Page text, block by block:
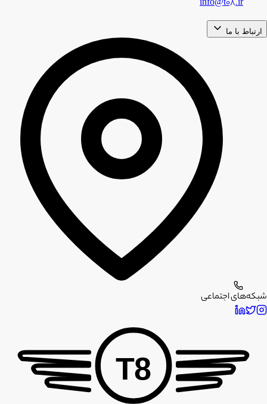
info@t08.ir
ارتباط با ما
شبکه‌های اجتماعی
T8